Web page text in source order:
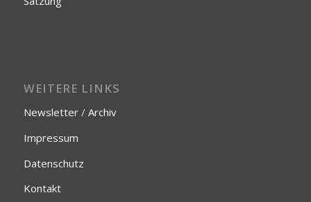
WEITERE LINKS
Newsletter/ Archiv
Impressum
Datenschutz
Kontakt